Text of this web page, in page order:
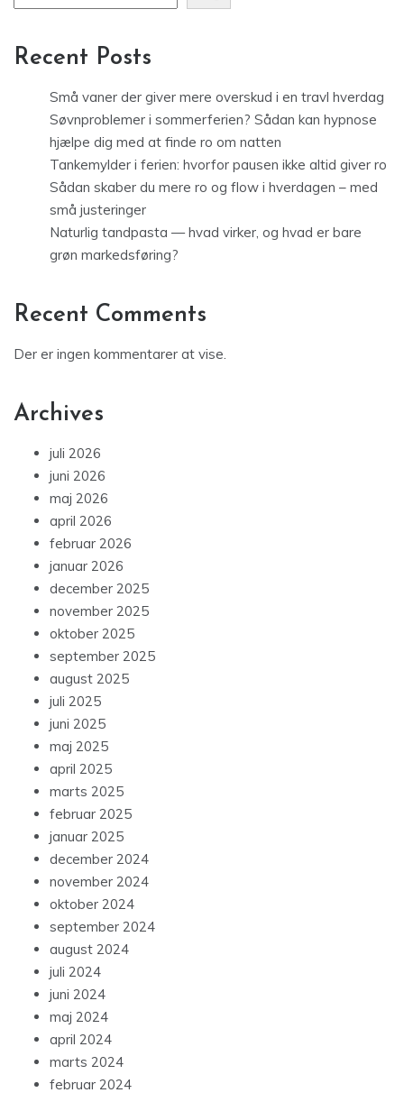
Recent Posts
Små vaner der giver mere overskud i en travl hverdag
Søvnproblemer i sommerferien? Sådan kan hypnose
hjælpe dig med at finde ro om natten
Tankemylder i ferien: hvorfor pausen ikke altid giver ro
Sådan skaber du mere ro og flow i hverdagen – med
små justeringer
Naturlig tandpasta — hvad virker, og hvad er bare
grøn markedsføring?
Recent Comments
Der er ingen kommentarer at vise.
Archives
juli 2026
juni 2026
maj 2026
april 2026
februar 2026
januar 2026
december 2025
november 2025
oktober 2025
september 2025
august 2025
juli 2025
juni 2025
maj 2025
april 2025
marts 2025
februar 2025
januar 2025
december 2024
november 2024
oktober 2024
september 2024
august 2024
juli 2024
juni 2024
maj 2024
april 2024
marts 2024
februar 2024